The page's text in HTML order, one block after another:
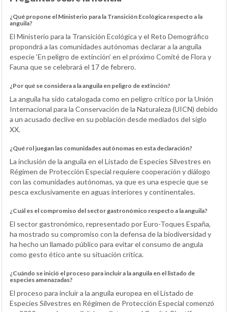
¿Qué propone el Ministerio para la Transición Ecológica respecto a la
anguila?
El Ministerio para la Transición Ecológica y el Reto Demográfico
propondrá a las comunidades autónomas declarar a la anguila
especie ‘En peligro de extinción’ en el próximo Comité de Flora y
Fauna que se celebrará el 17 de febrero.
¿Por qué se considera a la anguila en peligro de extinción?
La anguila ha sido catalogada como en peligro crítico por la Unión
Internacional para la Conservación de la Naturaleza (UICN) debido
a un acusado declive en su población desde mediados del siglo
XX.
¿Qué rol juegan las comunidades autónomas en esta declaración?
La inclusión de la anguila en el Listado de Especies Silvestres en
Régimen de Protección Especial requiere cooperación y diálogo
con las comunidades autónomas, ya que es una especie que se
pesca exclusivamente en aguas interiores y continentales.
¿Cuál es el compromiso del sector gastronómico respecto a la anguila?
El sector gastronómico, representado por Euro-Toques España,
ha mostrado su compromiso con la defensa de la biodiversidad y
ha hecho un llamado público para evitar el consumo de angula
como gesto ético ante su situación crítica.
¿Cuándo se inició el proceso para incluir a la anguila en el listado de
especies amenazadas?
El proceso para incluir a la anguila europea en el Listado de
Especies Silvestres en Régimen de Protección Especial comenzó